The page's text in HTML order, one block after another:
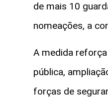
de mais 10
nomeações, a
A medida
pública,
forças de